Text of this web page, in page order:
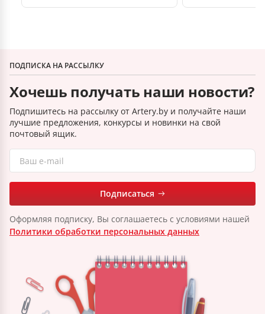
ПОДПИСКА НА РАССЫЛКУ
Хочешь получать наши новости?
Подпишитесь на рассылку от Artery.by и получайте наши
лучшие предложения, конкурсы и новинки на свой
почтовый ящик.
Подписаться
Оформляя подписку, Вы соглашаетесь с условиями нашей
Политики обработки персональных данных